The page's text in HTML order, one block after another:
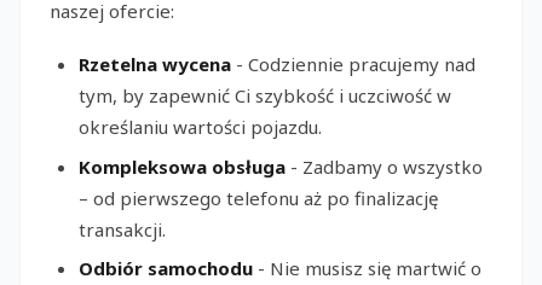
naszej ofercie:
Rzetelna wycena - Codziennie pracujemy nad
tym, by zapewnić Ci szybkość i uczciwość w
określaniu wartości pojazdu.
Kompleksowa obsługa - Zadbamy o wszystko
– od pierwszego telefonu aż po finalizację
transakcji.
Odbiór samochodu - Nie musisz się martwić o